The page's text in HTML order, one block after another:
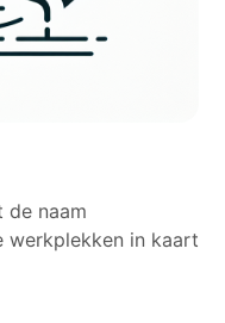
de naam
werkplekken in kaart